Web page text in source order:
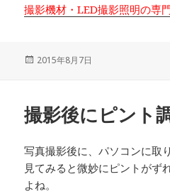
撮影機材・LED撮影照明の専
投
2015年8月7日
撮影後にピント
写真撮影後に、パソコンに取
見てみると微妙にピントがず
よね。